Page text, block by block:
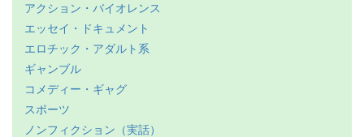
アクション・バイオレンス
エッセイ・ドキュメント
エロチック・アダルト系
ギャンブル
コメディー・ギャグ
スポーツ
ノンフィクション（実話）